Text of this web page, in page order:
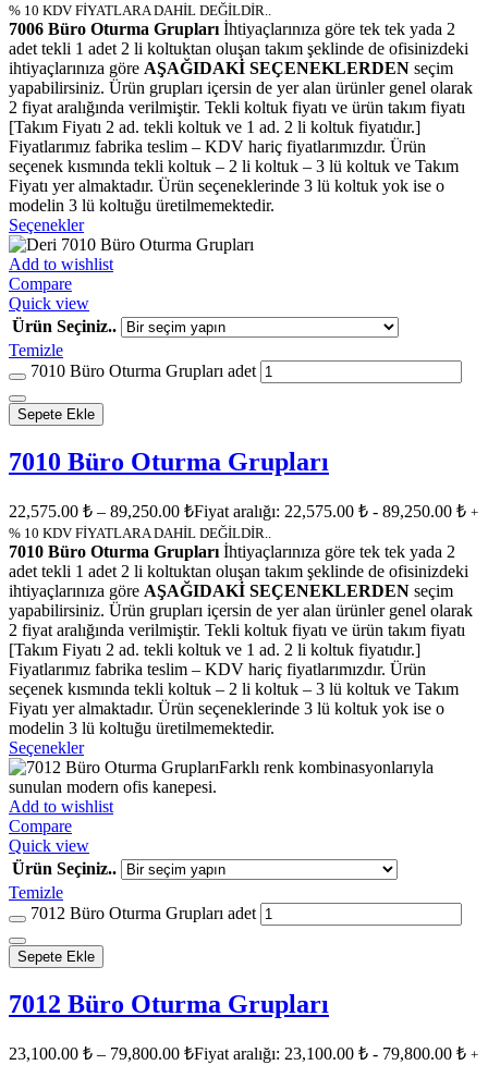
% 10 KDV FİYATLARA DAHİL DEĞİLDİR..
7006 Büro Oturma Grupları İhtiyaçlarınıza göre tek tek yada 2
adet tekli 1 adet 2 li koltuktan oluşan takım şeklinde de ofisinizdeki
ihtiyaçlarınıza göre AŞAĞIDAKİ SEÇENEKLERDEN seçim
yapabilirsiniz. Ürün grupları içersin de yer alan ürünler genel olarak
2 fiyat aralığında verilmiştir. Tekli koltuk fiyatı ve ürün takım fiyatı
[Takım Fiyatı 2 ad. tekli koltuk ve 1 ad. 2 li koltuk fiyatıdır.]
Fiyatlarımız fabrika teslim – KDV hariç fiyatlarımızdır. Ürün
seçenek kısmında tekli koltuk – 2 li koltuk – 3 lü koltuk ve Takım
Fiyatı yer almaktadır. Ürün seçeneklerinde 3 lü koltuk yok ise o
modelin 3 lü koltuğu üretilmemektedir.
Seçenekler
Add to wishlist
Compare
Quick view
Ürün Seçiniz..
Temizle
7010 Büro Oturma Grupları adet
Sepete Ekle
7010 Büro Oturma Grupları
22,575.00 ₺ – 89,250.00 ₺Fiyat aralığı: 22,575.00 ₺ - 89,250.00 ₺ +
% 10 KDV FİYATLARA DAHİL DEĞİLDİR..
7010 Büro Oturma Grupları İhtiyaçlarınıza göre tek tek yada 2
adet tekli 1 adet 2 li koltuktan oluşan takım şeklinde de ofisinizdeki
ihtiyaçlarınıza göre AŞAĞIDAKİ SEÇENEKLERDEN seçim
yapabilirsiniz. Ürün grupları içersin de yer alan ürünler genel olarak
2 fiyat aralığında verilmiştir. Tekli koltuk fiyatı ve ürün takım fiyatı
[Takım Fiyatı 2 ad. tekli koltuk ve 1 ad. 2 li koltuk fiyatıdır.]
Fiyatlarımız fabrika teslim – KDV hariç fiyatlarımızdır. Ürün
seçenek kısmında tekli koltuk – 2 li koltuk – 3 lü koltuk ve Takım
Fiyatı yer almaktadır. Ürün seçeneklerinde 3 lü koltuk yok ise o
modelin 3 lü koltuğu üretilmemektedir.
Seçenekler
Add to wishlist
Compare
Quick view
Ürün Seçiniz..
Temizle
7012 Büro Oturma Grupları adet
Sepete Ekle
7012 Büro Oturma Grupları
23,100.00 ₺ – 79,800.00 ₺Fiyat aralığı: 23,100.00 ₺ - 79,800.00 ₺ +